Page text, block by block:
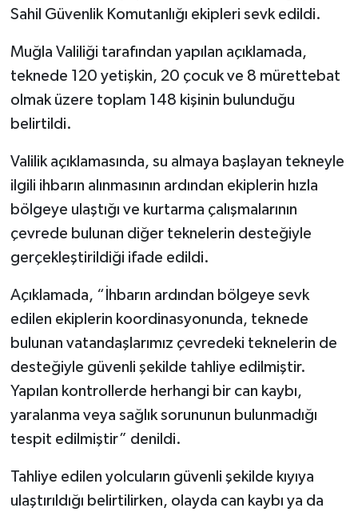
Sahil Güvenlik Komutanlığı ekipleri sevk edildi.
Muğla Valiliği tarafından yapılan açıklamada,
teknede 120 yetişkin, 20 çocuk ve 8 mürettebat
olmak üzere toplam 148 kişinin bulunduğu
belirtildi.
Valilik açıklamasında, su almaya başlayan tekneyle
ilgili ihbarın alınmasının ardından ekiplerin hızla
bölgeye ulaştığı ve kurtarma çalışmalarının
çevrede bulunan diğer teknelerin desteğiyle
gerçekleştirildiği ifade edildi.
Açıklamada, “İhbarın ardından bölgeye sevk
edilen ekiplerin koordinasyonunda, teknede
bulunan vatandaşlarımız çevredeki teknelerin de
desteğiyle güvenli şekilde tahliye edilmiştir.
Yapılan kontrollerde herhangi bir can kaybı,
yaralanma veya sağlık sorununun bulunmadığı
tespit edilmiştir” denildi.
Tahliye edilen yolcuların güvenli şekilde kıyıya
ulaştırıldığı belirtilirken, olayda can kaybı ya da